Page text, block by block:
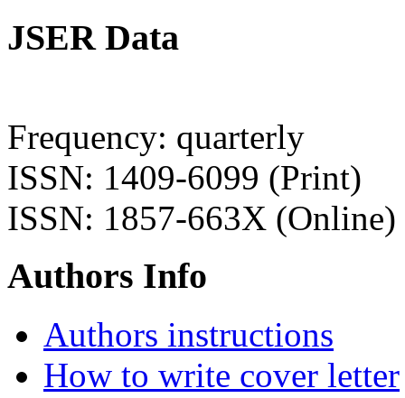
JSER Data
Frequency: quarterly
ISSN: 1409-6099 (Print)
ISSN: 1857-663X (Online)
Authors Info
Authors instructions
How to write cover letter